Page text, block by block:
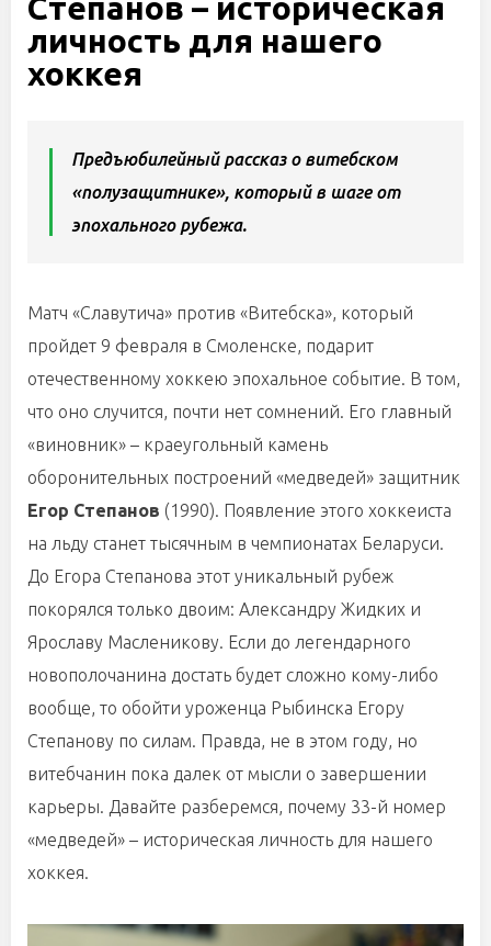
Степанов – историческая
личность для нашего
хоккея
Предъюбилейный рассказ о витебском
«полузащитнике», который в шаге от
эпохального рубежа.
Матч «Славутича» против «Витебска», который
пройдет 9 февраля в Смоленске, подарит
отечественному хоккею эпохальное событие. В том,
что оно случится, почти нет сомнений. Его главный
«виновник» – краеугольный камень
оборонительных построений «медведей» защитник
Егор Степанов (1990). Появление этого хоккеиста
на льду станет тысячным в чемпионатах Беларуси.
До Егора Степанова этот уникальный рубеж
покорялся только двоим: Александру Жидких и
Ярославу Масленикову. Если до легендарного
новополочанина достать будет сложно кому-либо
вообще, то обойти уроженца Рыбинска Егору
Степанову по силам. Правда, не в этом году, но
витебчанин пока далек от мысли о завершении
карьеры. Давайте разберемся, почему 33-й номер
«медведей» – историческая личность для нашего
хоккея.